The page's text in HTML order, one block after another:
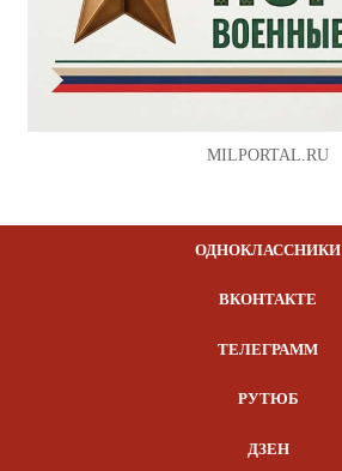
MILPORTAL.RU
ОДНОКЛАССНИКИ
ВКОНТАКТЕ
ТЕЛЕГРАММ
РУТЮБ
ДЗЕН